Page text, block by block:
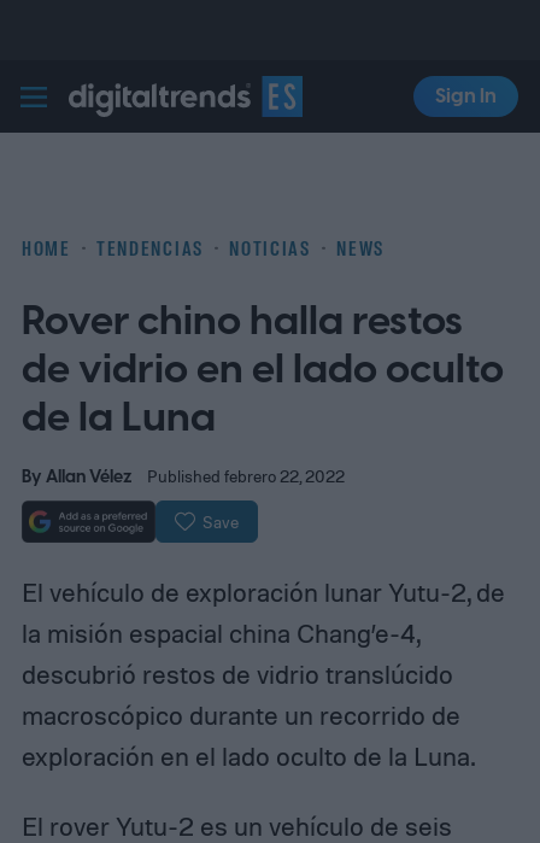
Digital Trends Español
Sign In
HOME TENDENCIAS NOTICIAS NEWS
Rover chino halla restos
de vidrio en el lado oculto
de la Luna
ByAllan Vélez Published febrero 22, 2022
Save
El vehículo de exploración lunar Yutu-2, de
la misión espacial china Chang’e-4,
descubrió restos de vidrio translúcido
macroscópico durante un recorrido de
exploración en el lado oculto de la Luna.
El rover Yutu-2 es un vehículo de seis